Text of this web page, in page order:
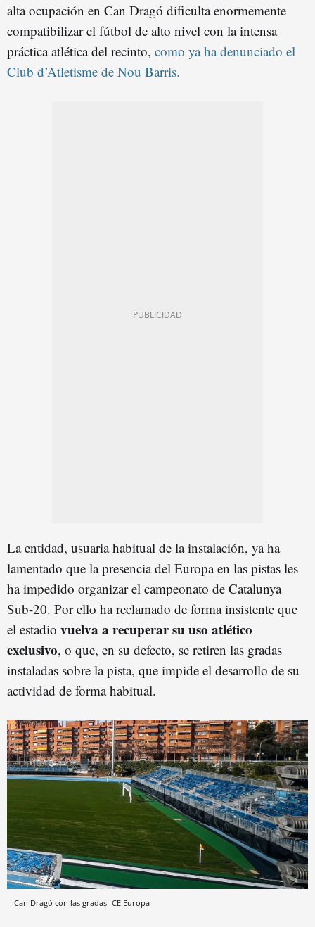
alta ocupación en Can Dragó dificulta enormemente
compatibilizar el fútbol de alto nivel con la intensa
práctica atlética del recinto, como ya ha denunciado el
Club d’Atletisme de Nou Barris.
La entidad, usuaria habitual de la instalación, ya ha
lamentado que la presencia del Europa en las pistas les
ha impedido organizar el campeonato de Catalunya
Sub-20. Por ello ha reclamado de forma insistente que
el estadio vuelva a recuperar su uso atlético
exclusivo, o que, en su defecto, se retiren las gradas
instaladas sobre la pista, que impide el desarrollo de su
actividad de forma habitual.
Can Dragó con las gradas CE Europa